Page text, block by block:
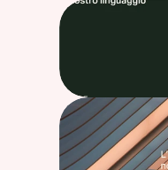
Copyright © 2016 -